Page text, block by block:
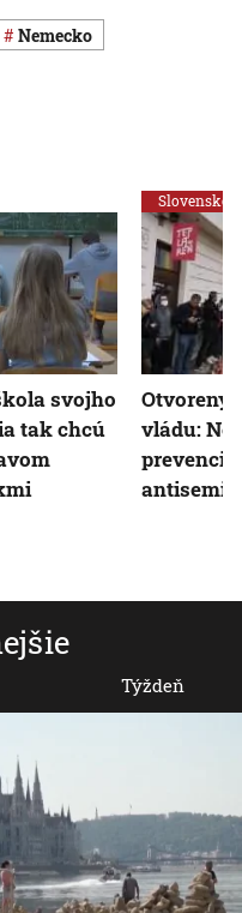
Nemecko
Týždeň
svojho
tak chcú
Slovensko
Otvorený
vládu: